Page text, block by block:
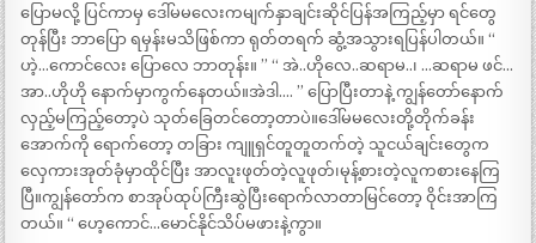
ပြောမလို့ ပြင်ကာမှ ဒေါ်မမလေးကမျက်နှာချင်းဆိုင်ပြန်အကြည့်မှာ ရင်တွေ
တုန်ပြီး ဘာပြော ရမှန်းမသိဖြစ်ကာ ရုတ်တရက် ဆွံ့အသွားရပြန်ပါတယ်။ “
ဟဲ့…ကောင်လေး ပြောလေ ဘာတုန်း။ ” “ အဲ..ဟိုလေ..ဆရာမ..၊ …ဆရာမ ဖင်…
အာ..ဟိုဟို နောက်မှာကွက်နေတယ်။အဲဒါ…. ” ပြောပြီးတာနဲ့ ကျွန်တော်နောက်
လှည့်မကြည့်တော့ပဲ သုတ်ခြေတင်တော့တာပဲ။ဒေါ်မမလေးတို့တိုက်ခန်း
အောက်ကို ရောက်တော့ တခြား ကျူရှင်တူတူတက်တဲ့ သူငယ်ချင်းတွေက
လှေကားအုတ်ခုံမှာထိုင်ပြီး အာလူးဖုတ်တဲ့လူဖုတ်၊မုန့်စားတဲ့လူကစားနေကြ
ပြီ။ကျွန်တော်က စာအုပ်ထုပ်ကြီးဆွဲပြီးရောက်လာတာမြင်တော့ ဝိုင်းအာကြ
တယ်။ “ ဟေ့ကောင်…မောင်နိုင်သိပ်မဖားနဲ့ကွာ။